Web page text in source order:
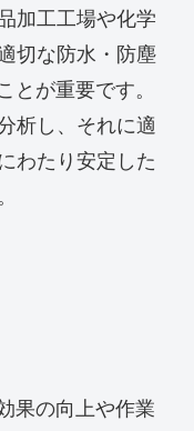
加工工場や化学
切な防水・防塵
とが重要です。
析し、それに適
わたり安定した
果の向上や作業